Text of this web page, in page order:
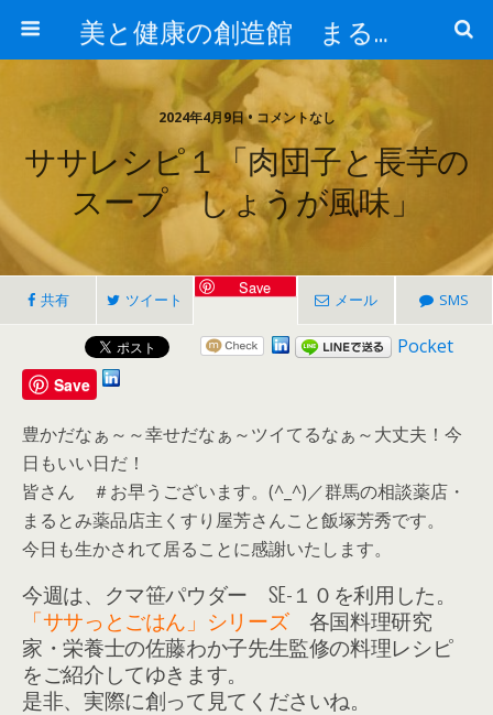
美と健康の創造館 まるとみ薬品 ぐんまの薬屋 芳さんのブログ
2024年4月9日 • コメントなし
ササレシピ１「肉団子と長芋の
スープ しょうが風味」
共有 ツイート
Save
メール SMS
Pocket
Save
豊かだなぁ～～幸せだなぁ～ツイてるなぁ～大丈夫！今
日もいい日だ！
皆さん ＃お早うございます。(^_^)／群馬の相談薬店・
まるとみ薬品店主くすり屋芳さんこと飯塚芳秀です。
今日も生かされて居ることに感謝いたします。
今週は、クマ笹パウダー SE-１０を利用した。
「ササっとごはん」シリーズ各国料理研究
家・栄養士の佐藤わか子先生監修の料理レシピ
をご紹介してゆきます。
是非、実際に創って見てくださいね。